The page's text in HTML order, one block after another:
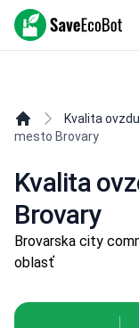
SaveEcoBot
Kvalita
mesto Brovary
Kvalita
Brovary
Brovarska city
oblasť